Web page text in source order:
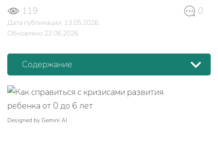
119 0
Дата публикации: 13.05.2026.
Обновлено 22.06.2026
Содержание
Designed by Gemini AI